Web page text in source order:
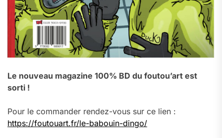
Le nouveau magazine 100% BD du foutou’art est
sorti !
Pour le commander rendez-vous sur ce lien :
https://foutouart.fr/le-babouin-dingo/